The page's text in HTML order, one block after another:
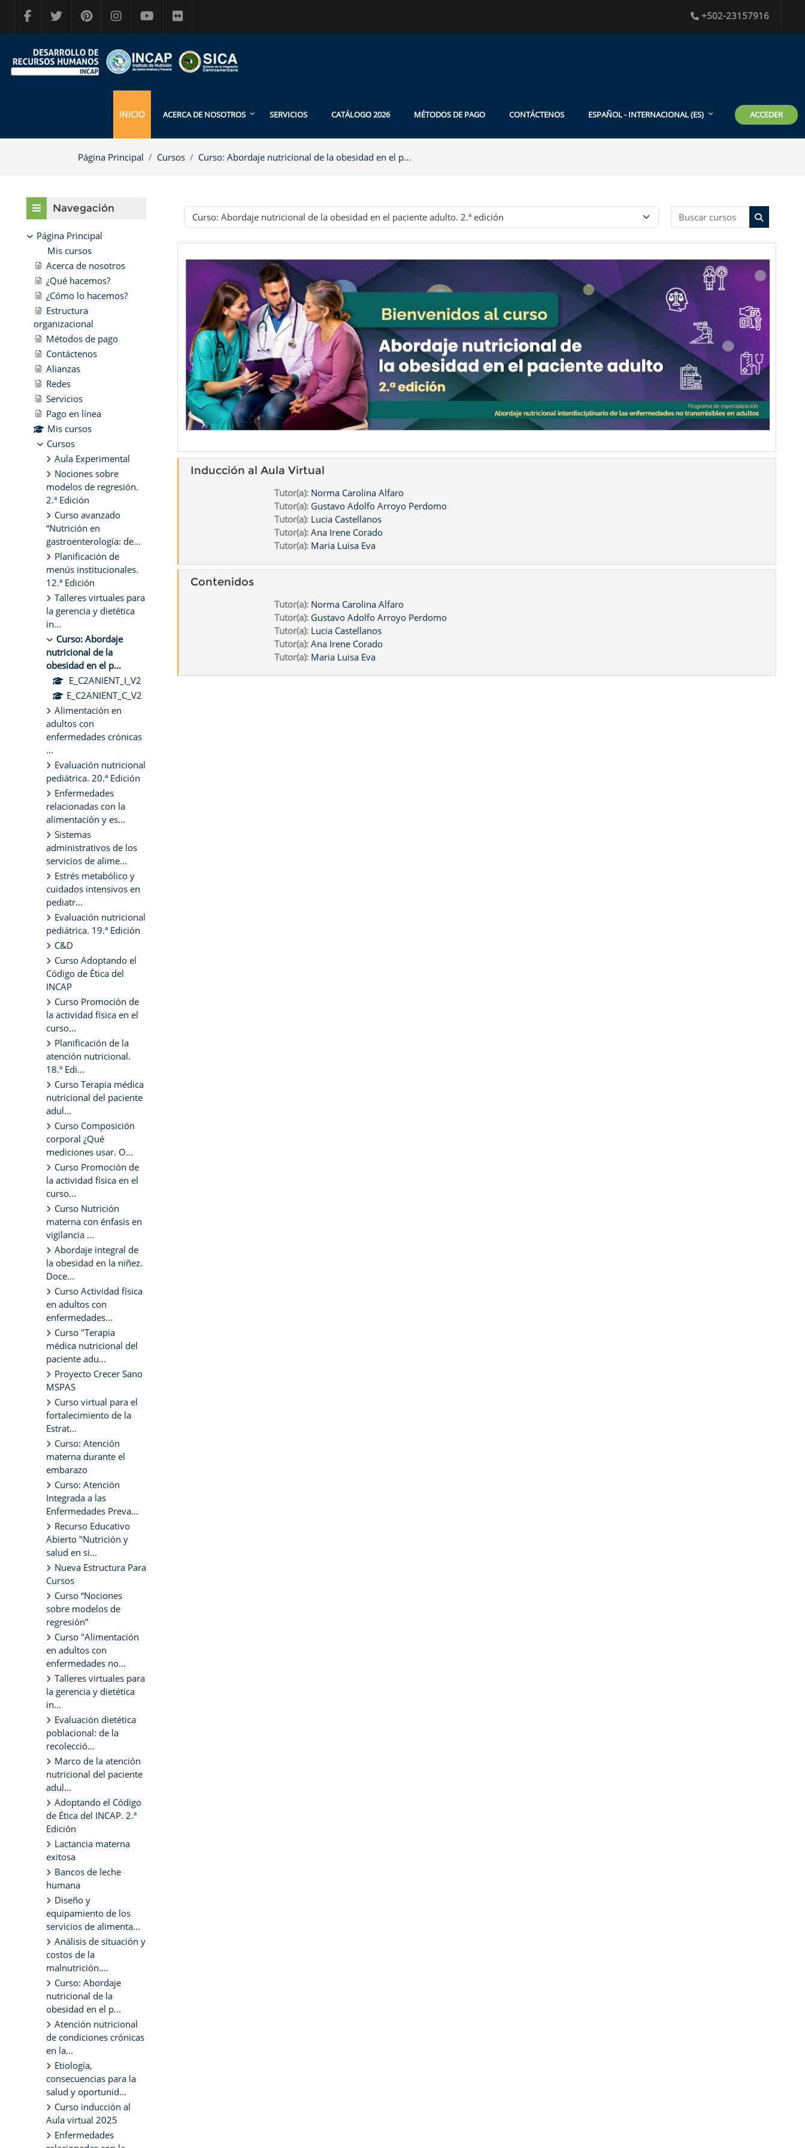
+502-23157916
INICIO ACERCA DE NOSOTROS SERVICIOS CATÁLOGO 2026 MÉTODOS DE PAGO CONTÁCTENOS ESPAÑOL - INTERNACIONAL ‎(ES)‎ ACCEDER
Página Principal Cursos Curso: Abordaje nutricional de la obesidad en el p...
Categorías
Buscar
Buscar
Inducción al Aula Virtual
Tutor(a): Norma Carolina Alfaro
Tutor(a): Gustavo Adolfo Arroyo Perdomo
Tutor(a): Lucia Castellanos
Tutor(a): Ana Irene Corado
Tutor(a): Maria Luisa Eva
Contenidos
Tutor(a): Norma Carolina Alfaro
Tutor(a): Gustavo Adolfo Arroyo Perdomo
Tutor(a): Lucia Castellanos
Tutor(a): Ana Irene Corado
Tutor(a): Maria Luisa Eva
BloquesNavegación
Página Principal
Mis cursos
Acerca de nosotros
¿Qué hacemos?
¿Cómo lo hacemos?
Estructura
organizacional
Métodos de pago
Contáctenos
Alianzas
Redes
Servicios
Pago en línea
Mis cursos
Cursos
Aula Experimental
Nociones sobre
modelos de regresión.
2.ª Edición
Curso avanzado
“Nutrición en
gastroenterología: de...
Planificación de
menús institucionales.
12.ª Edición
Talleres virtuales para
la gerencia y dietética
in...
Curso: Abordaje
nutricional de la
obesidad en el p...
E_C2ANIENT_I_V2
E_C2ANIENT_C_V2
Alimentación en
adultos con
enfermedades crónicas
...
Evaluación nutricional
pediátrica. 20.ª Edición
Enfermedades
relacionadas con la
alimentación y es...
Sistemas
administrativos de los
servicios de alime...
Estrés metabólico y
cuidados intensivos en
pediatr...
Evaluación nutricional
pediátrica. 19.ª Edición
C&D
Curso Adoptando el
Código de Ética del
INCAP
Curso Promoción de
la actividad física en el
curso...
Planificación de la
atención nutricional.
18.ª Edi...
Curso Terapia médica
nutricional del paciente
adul...
Curso Composición
corporal ¿Qué
mediciones usar. O...
Curso Promoción de
la actividad física en el
curso...
Curso Nutrición
materna con énfasis en
vigilancia ...
Abordaje integral de
la obesidad en la niñez.
Doce...
Curso Actividad física
en adultos con
enfermedades...
Curso "Terapia
médica nutricional del
paciente adu...
Proyecto Crecer Sano
MSPAS
Curso virtual para el
fortalecimiento de la
Estrat...
Curso: Atención
materna durante el
embarazo
Curso: Atención
Integrada a las
Enfermedades Preva...
Recurso Educativo
Abierto "Nutrición y
salud en si...
Nueva Estructura Para
Cursos
Curso “Nociones
sobre modelos de
regresión”
Curso "Alimentación
en adultos con
enfermedades no...
Talleres virtuales para
la gerencia y dietética
in...
Evaluación dietética
poblacional: de la
recolecció...
Marco de la atención
nutricional del paciente
adul...
Adoptando el Código
de Ética del INCAP. 2.ª
Edición
Lactancia materna
exitosa
Bancos de leche
humana
Diseño y
equipamiento de los
servicios de alimenta...
Análisis de situación y
costos de la
malnutrición....
Curso: Abordaje
nutricional de la
obesidad en el p...
Atención nutricional
de condiciones crónicas
en la...
Etiología,
consecuencias para la
salud y oportunid...
Curso inducción al
Aula virtual 2025
Enfermedades